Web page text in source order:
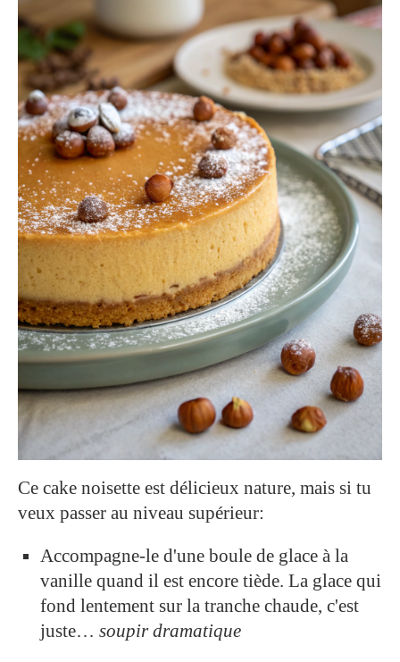
Ce cake noisette est délicieux nature, mais si tu
veux passer au niveau supérieur:
Accompagne-le d'une boule de glace à la
vanille quand il est encore tiède. La glace qui
fond lentement sur la tranche chaude, c'est
juste… soupir dramatique